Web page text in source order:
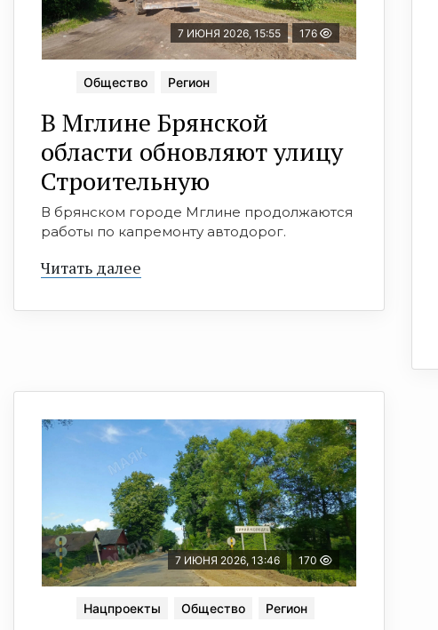
7 ИЮНЯ 2026, 15:55 176
Общество Регион
В Мглине Брянской
области обновляют улицу
Строительную
В брянском городе Мглине продолжаются
работы по капремонту автодорог.
Читать далее
7 ИЮНЯ 2026, 13:46 170
Нацпроекты Общество Регион